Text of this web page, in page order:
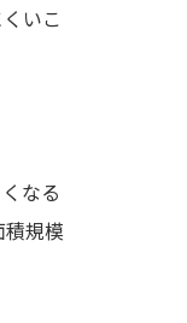
いこ
なる
規模